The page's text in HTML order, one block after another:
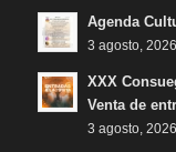
Agenda
3 agosto,
XXX
Venta de
3 agosto,